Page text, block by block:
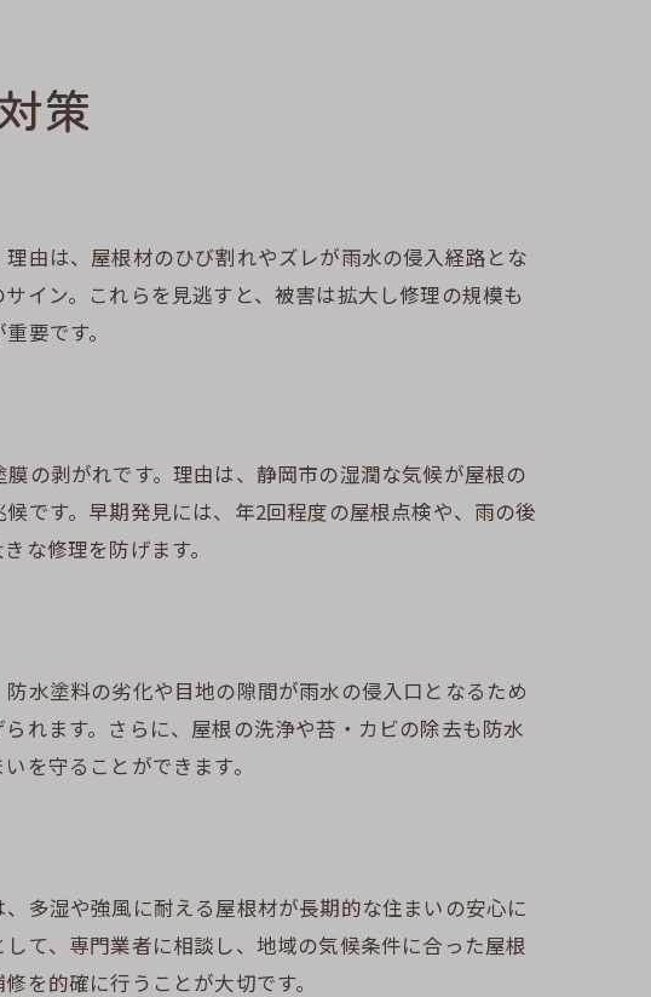
ス法
イント
問例
特徴
選び方
探し方
法
を実現
果
性
策
由は、屋根材のひび割れやズレが雨水の侵入経路とな
イン。これらを見逃すと、被害は拡大し修理の規模も
要です。
の剥がれです。理由は、静岡市の湿潤な気候が屋根の
です。早期発見には、年2回程度の屋根点検や、雨の後
な修理を防げます。
水塗料の劣化や目地の隙間が雨水の侵入口となるため
れます。さらに、屋根の洗浄や苔・カビの除去も防水
を守ることができます。
多湿や強風に耐える屋根材が長期的な住まいの安心に
て、専門業者に相談し、地域の気候条件に合った屋根
を的確に行うことが大切です。